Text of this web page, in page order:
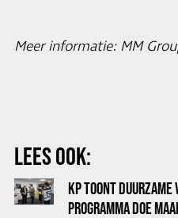
Meer informatie: MM
LEES OOK:
KP TOONT
PROGRAMMA DOE